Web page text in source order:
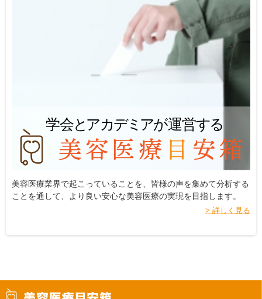
美容医療業界で起こっていることを、皆様の声を集めて分析する
ことを通して、より良い安心な美容医療の実現を目指します。
> 詳しく見る